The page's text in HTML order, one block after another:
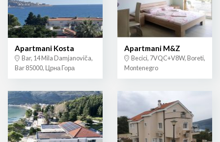
Apartmani Kosta
Bar, 14 Mila Damjanoviča,
Bar 85000, Црна Гора
Apartmani M&Z
Becici, 7VQC+V8W, Boreti,
Montenegro